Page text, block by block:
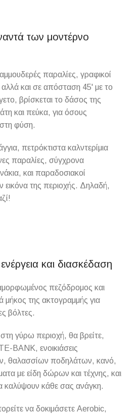
των μοντέρνο
παραλίες, γραφικοί
αλλά και σε απόσταση 45' με το
βρίσκεται το δάσος της
και πεύκα, για όσους
στη φύση.
πετρόκτιστα καλντερίμια
παραλίες, σύγχρονα
και παραδοσιακοί
εικόνα της περιοχής. Δηλαδή,
και διασκέδαση
πεζόδρομος και
της ακτογραμμής για
βόλτες.
γύρω περιοχή, θα βρείτε,
BANK, ενοικιάσεις
θαλασσίων ποδηλάτων, κανό,
με είδη δώρων και τέχνης, και
κάθε σας ανάγκη.
να δοκιμάσετε Aerobic,